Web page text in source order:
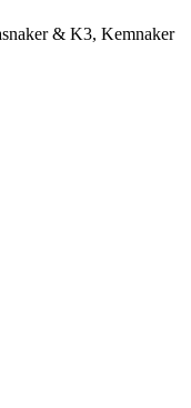
& K3, Kemnaker